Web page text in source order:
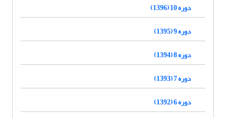
دوره 10 (1396)
دوره 9 (1395)
دوره 8 (1394)
دوره 7 (1393)
دوره 6 (1392)